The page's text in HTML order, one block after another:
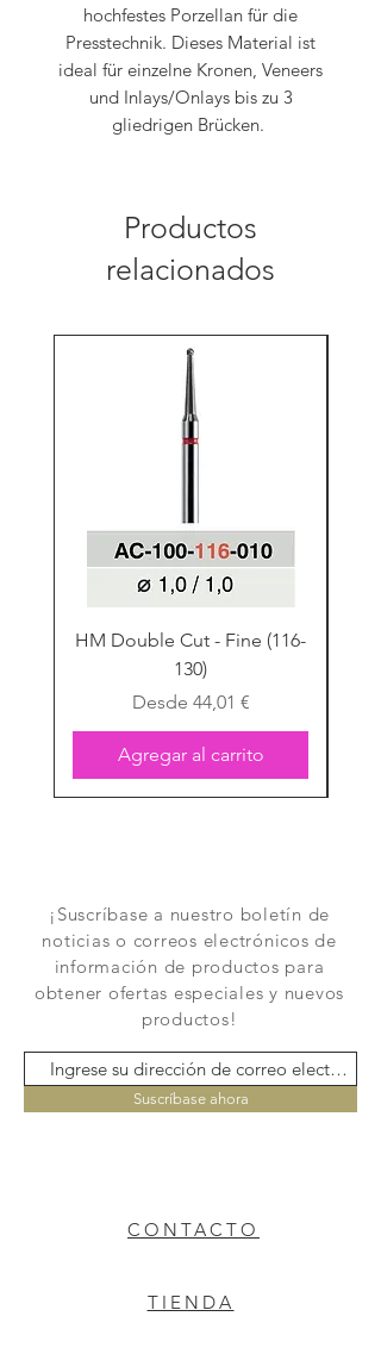
hochfestes Porzellan für die
Presstechnik. Dieses Material ist
ideal für einzelne Kronen, Veneers
und Inlays/Onlays bis zu 3
gliedrigen Brücken.
Productos
relacionados
HM Double Cut - Fine (116-
130)
Desde 44,01 €
Precio de oferta
Agregar al carrito
¡Suscríbase a nuestro boletín de
noticias o correos electrónicos de
información de productos para
obtener ofertas especiales y nuevos
productos!
Suscríbase ahora
CONTACTO
TIENDA